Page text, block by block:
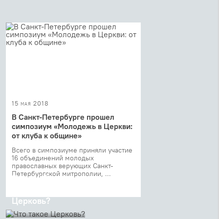
15 мая 2018
В Санкт-Петербурге прошел
симпозиум «Молодежь в Церкви:
от клуба к общине»
Всего в симпозиуме приняли участие
16 объединений молодых
православных верующих Санкт-
Петербургской митрополии, ...
15 мая 2018
Церковь?